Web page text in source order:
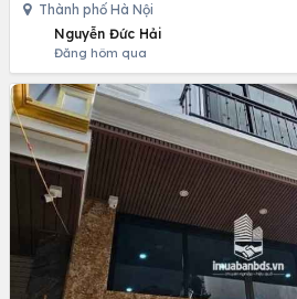
Thành phố Hà Nội
Nguyễn Đức Hải
Đăng hôm qua